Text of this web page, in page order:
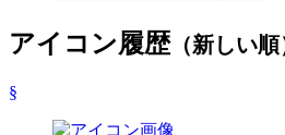
アイコン履歴（新しい順
§